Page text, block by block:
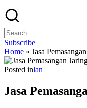
Subscribe
Home » Jasa
Posted inlan
Jasa